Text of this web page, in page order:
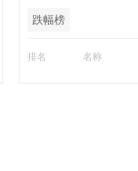
跌幅榜
排名 名称